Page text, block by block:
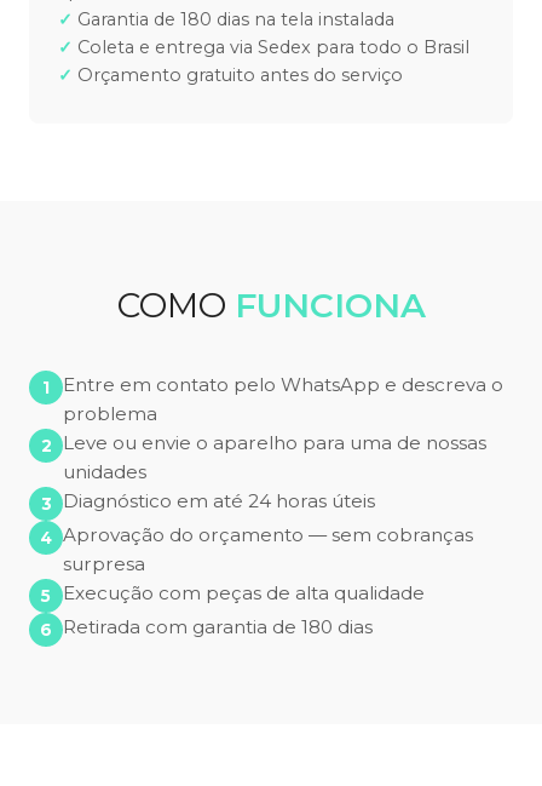
Garantia de 180 dias na tela instalada
Coleta e entrega via Sedex para todo o Brasil
Orçamento gratuito antes do serviço
COMO FUNCIONA
Entre em contato pelo WhatsApp e descreva o
problema
Leve ou envie o aparelho para uma de nossas
unidades
Diagnóstico em até 24 horas úteis
Aprovação do orçamento — sem cobranças
surpresa
Execução com peças de alta qualidade
Retirada com garantia de 180 dias